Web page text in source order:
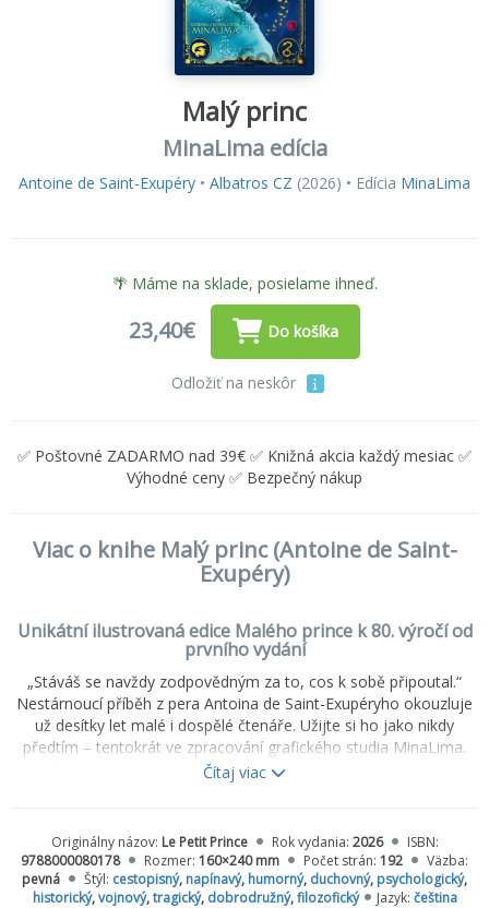
Malý princ
MinaLima edícia
Antoine de Saint-Exupéry • Albatros CZ (2026) • Edícia MinaLima
🌴 Máme na sklade, posielame ihneď.
23,40€ Do košíka
Odložiť na neskôr
✅ Poštovné ZADARMO nad 39€ ✅ Knižná akcia každý mesiac ✅
Výhodné ceny ✅ Bezpečný nákup
Viac o knihe Malý princ (Antoine de Saint-
Exupéry)
Unikátní ilustrovaná edice Malého prince k 80. výročí od
prvního vydání
„Stáváš se navždy zodpovědným za to, cos k sobě připoutal.“
Nestárnoucí příběh z pera Antoina de Saint-Exupéryho okouzluje
už desítky let malé i dospělé čtenáře. Užijte si ho jako nikdy
předtím – tentokrát ve zpracování grafického studia MinaLima.
Čeká vás více než 100 nových ilustrací a 8 interaktivních
prožít očima dítěte a se srdcem otevřeným zázrakům.
Čítaj viac
Originálny názov: Le Petit Prince Rok vydania: 2026
ISBN:
9788000080178
Rozmer: 160×240 mm Počet strán: 192
Väzba:
pevná
Štýl: cestopisný, napínavý, humorný, duchovný, psychologický,
historický,vojnový,tragický, dobrodružný,filozofický Jazyk: čeština